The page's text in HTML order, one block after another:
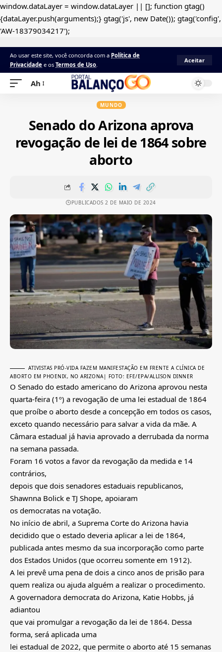
window.dataLayer = window.dataLayer || []; function gtag()
{dataLayer.push(arguments);} gtag('js', new Date()); gtag('config',
'AW-18379034217');
Ao usar este site, você concorda com a Política de
Privacidade e os Termos de Uso.
Aceitar
Ah
MUNDO
Senado do Arizona aprova
revogação de lei de 1864 sobre
aborto
PUBLICADOS 2 DE MAIO DE 2024
ATIVISTAS PRÓ-VIDA FAZEM MANIFESTAÇÃO EM FRENTE A CLÍNICA DE
ABORTO EM PHOENIX, NO ARIZONA| FOTO: EFE/EPA/ALLISON DINNER
O Senado do estado americano do Arizona aprovou nesta
quarta-feira (1º) a revogação de uma lei estadual de 1864
que proíbe o aborto desde a concepção em todos os casos,
exceto quando necessário para salvar a vida da mãe. A
Câmara estadual já havia aprovado a derrubada da norma
na semana passada.
Foram 16 votos a favor da revogação da medida e 14
contrários,
depois que dois senadores estaduais republicanos,
Shawnna Bolick e TJ Shope, apoiaram
os democratas na votação.
No início de abril, a Suprema Corte do Arizona havia
decidido que o estado deveria aplicar a lei de 1864,
publicada antes mesmo da sua incorporação como parte
dos Estados Unidos (que ocorreu somente em 1912).
A lei prevê uma pena de dois a cinco anos de prisão para
quem realiza ou ajuda alguém a realizar o procedimento.
A governadora democrata do Arizona, Katie Hobbs, já
adiantou
que vai promulgar a revogação da lei de 1864. Dessa
forma, será aplicada uma
lei estadual de 2022, que permite o aborto até 15 semanas